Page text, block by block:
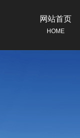
网站首页
HOME